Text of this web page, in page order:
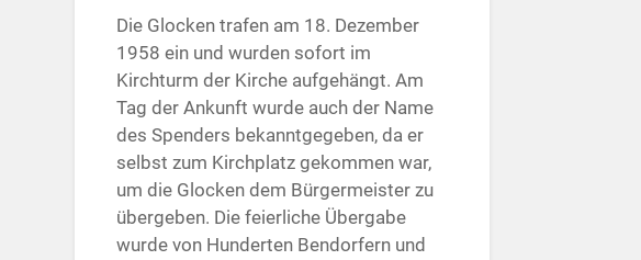
Die Glocken trafen am 18. Dezember
1958 ein und wurden sofort im
Kirchturm der Kirche aufgehängt. Am
Tag der Ankunft wurde auch der Name
des Spenders bekanntgegeben, da er
selbst zum Kirchplatz gekommen war,
um die Glocken dem Bürgermeister zu
übergeben. Die feierliche Übergabe
wurde von Hunderten Bendorfern und